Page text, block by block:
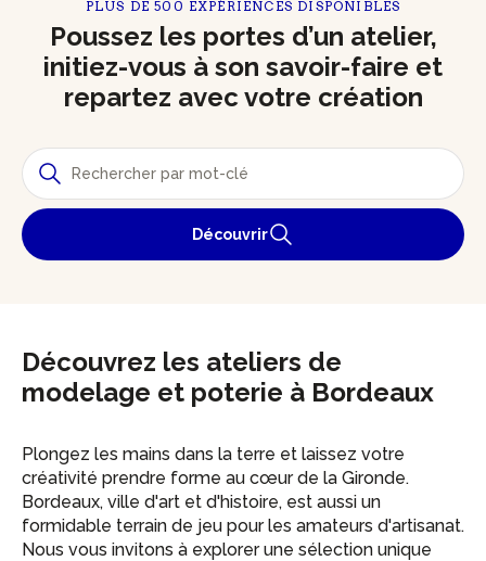
PLUS DE 500 EXPÉRIENCES DISPONIBLES
Poussez les portes d’un atelier,
initiez-vous à son savoir-faire et
repartez avec votre création
Découvrir
Découvrez les ateliers de
modelage et poterie à Bordeaux
Plongez les mains dans la terre et laissez votre
créativité prendre forme au cœur de la Gironde.
Bordeaux, ville d'art et d'histoire, est aussi un
formidable terrain de jeu pour les amateurs d'artisanat.
Nous vous invitons à explorer une sélection unique